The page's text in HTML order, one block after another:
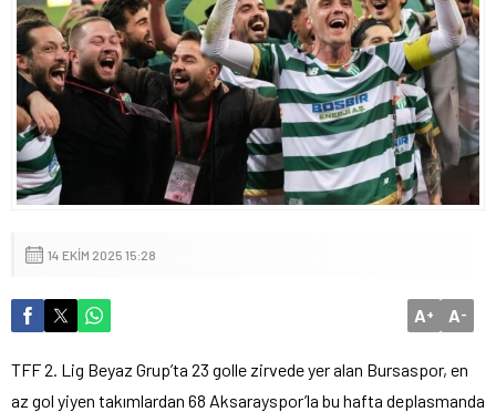
14 EKIM 2025 15:28
A+ A-
TFF 2. Lig Beyaz Grup’ta 23 golle zirvede yer alan Bursaspor, en
az gol yiyen takımlardan 68 Aksarayspor’la bu hafta deplasmanda